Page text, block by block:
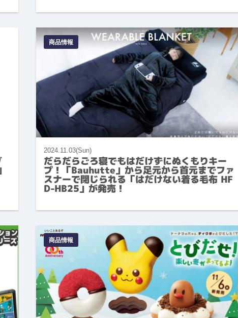
商品情報
2024.11.03(Sun)
だらだらごろ寝でもはだけずにぬくもりキー
プ！「Bauhutte」から足元から首元までファ
スナーで閉じられる「はだけない着る毛布 HF
D-HB25」が発売！
商品情報